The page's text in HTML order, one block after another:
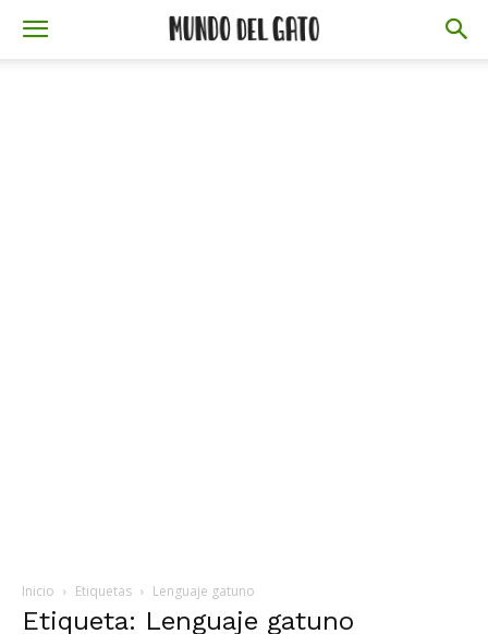
Inicio Etiquetas Lenguaje gatuno
Etiqueta: Lenguaje gatuno